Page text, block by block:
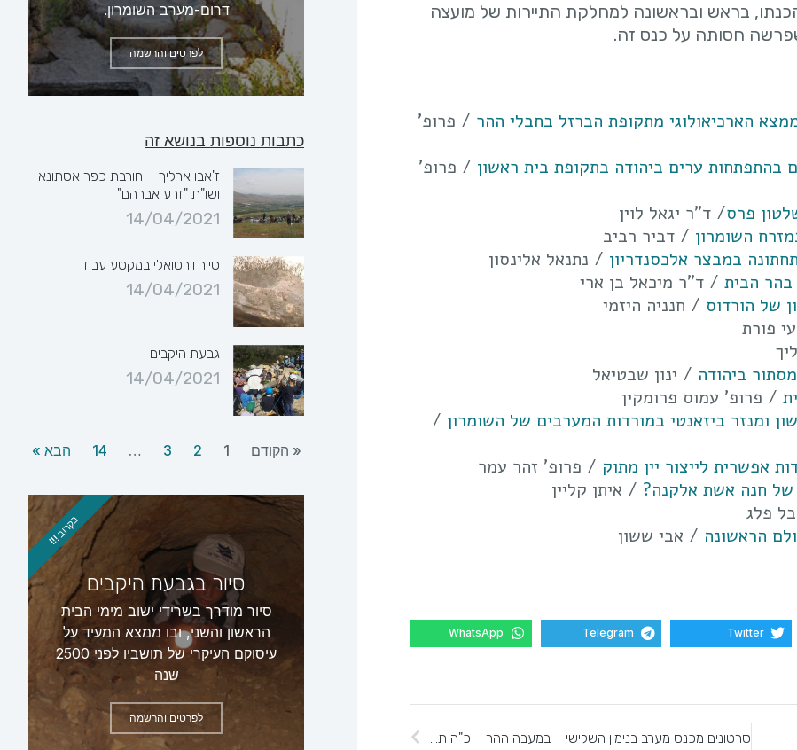
בראש ובראשונה למחלקת התיירות של מועצה
חסותה על כנס זה.
הארכיאולוגי מתקופת הברזל בחבלי ההר / פרופ'
בהתפתחות ערים ביהודה בתקופת בית ראשון / פרופ'
פרס/ ד"ר יגאל לוין
השומרון / דביר רביב
במבצר אלכסנדריון / נתנאל אלינסון
בהר הבית / ד"ר מיכאל בן ארי
של הורדוס / חנניה היזמי
פורת
ביהודה / ינון שבטיאל
/ פרופ' עמוס פרומקין
ומנזר ביזאנטי במורדות המערבים של השומרון /
אפשרית לייצור יין מתוק / פרופ' זהר עמר
של חנה אשת אלקנה? / איתן קליין
פלג
הראשונה / אבי ששון
Twitter
Telegram
WhatsApp
סרטונים מכנס מערב בנימין השלישי – במעבה ההר – כ"ה תשרי תשע"ג
דרום-מערב השומרון.
לפרטים והרשמה
כתבות נוספות בנושא זה
ז'אבו ארליך – חורבת כפר אסתונא
ושו"ת "זרע אברהם"
14/04/2021
סיור וירטואלי במקטע עבוד
14/04/2021
גבעת היקבים
14/04/2021
« הקודם 1
2
3
…
14 הבא »
סיור בגבעת היקבים
סיור מודרך בשרידי ישוב מימי הבית
הראשון והשני, ובו ממצא המעיד על
עיסוקם העיקרי של תושביו לפני 2500
שנה
לפרטים והרשמה
בקרוב !!!